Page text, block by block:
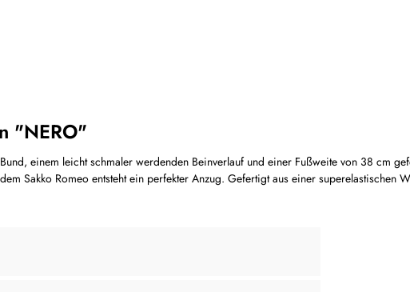
"NERO"
einem leicht schmaler werdenden Beinverlauf und einer Fußweite von 38 cm
Sakko Romeo entsteht ein perfekter Anzug. Gefertigt aus einer